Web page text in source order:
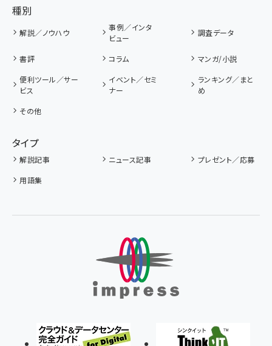
種別
解説／ノウハウ
事例／インタ
ビュー
調査データ
書評 コラム
マンガ/小説
便利ツール／サー
ビス
イベント／セミ
ナー
ランキング／まと
め
その他
タイプ
解説記事 ニュース記事
プレゼント／応募
用語集